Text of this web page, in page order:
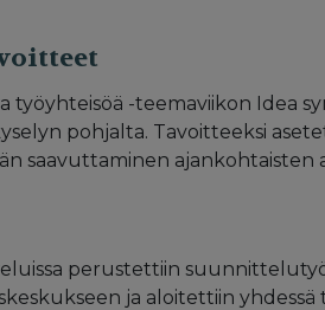
työyhteisöä -teemaviikon Idea
pohjalta. Tavoitteeksi
saavuttaminen ajankohtaisten
perustettiin
ja aloitettiin